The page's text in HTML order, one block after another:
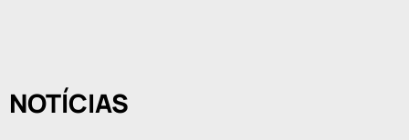
NOTÍCIAS